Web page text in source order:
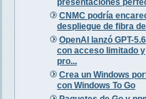
CNMC podría
despliegue de fibra
OpenAI lanzó GPT-
con acceso limitado y
pro...
Crea un Windows
con Windows To Go